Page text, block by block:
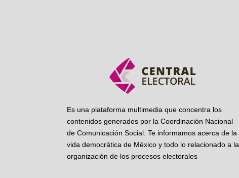
Es una plataforma multimedia que concentra los
contenidos generados por la Coordinación Nacional
de Comunicación Social. Te informamos acerca de la
vida democrática de México y todo lo relacionado a la
organización de los procesos electorales